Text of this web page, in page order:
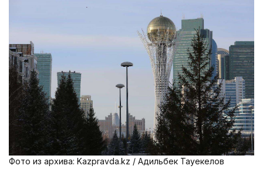
Фото из архива: Kazpravda.kz / Адильбек Тауекелов